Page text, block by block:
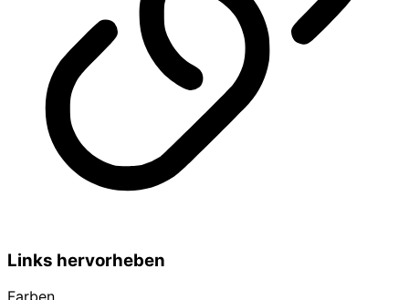
Links hervorheben